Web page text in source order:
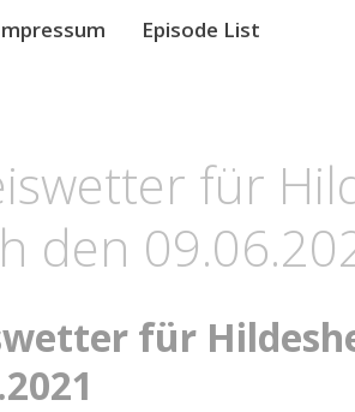
Episode List
für
den
für